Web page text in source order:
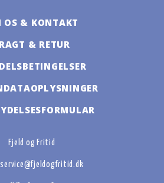
OS & KONTAKT
& RETUR
Fjeld og Fritid